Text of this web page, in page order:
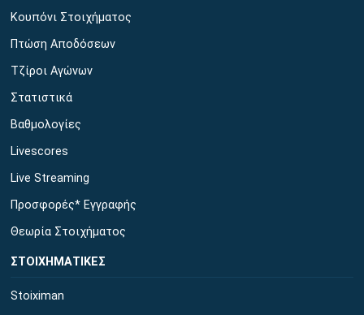
Κουπόνι Στοιχήματος
Πτώση Αποδόσεων
Τζίροι Αγώνων
Στατιστικά
Βαθμολογίες
Livescores
Live Streaming
Προσφορές* Εγγραφής
Θεωρία Στοιχήματος
ΣΤΟΙΧΗΜΑΤΙΚΕΣ
Stoiximan